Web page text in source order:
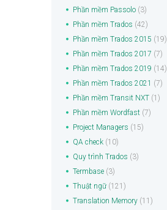
Phần mềm Passolo(3)
Phần mềm Trados (42)
Phần mềm Trados 2015 (19)
Phần mềm Trados 2017 (7)
Phần mềm Trados 2019 (14)
Phần mềm Trados 2021 (7)
Phần mềm Transit NXT(1)
Phần mềm Wordfast(7)
Project Managers (15)
QA check(10)
Quy trình Trados (3)
Termbase(3)
Thuật ngữ(121)
Translation Memory(11)